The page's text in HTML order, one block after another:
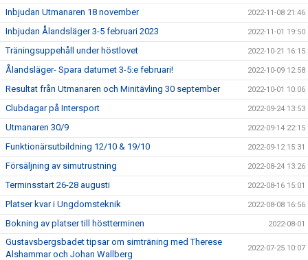
Inbjudan Utmanaren 18 november 2022-11-08 21:46
Inbjudan Ålandsläger 3-5 februari 2023 2022-11-01 19:50
Träningsuppehåll under höstlovet 2022-10-21 16:15
Ålandsläger- Spara datumet 3-5:e februari! 2022-10-09 12:58
Resultat från Utmanaren och Minitävling 30 september 2022-10-01 10:06
Clubdagar på Intersport 2022-09-24 13:53
Utmanaren 30/9 2022-09-14 22:15
Funktionärsutbildning 12/10 & 19/10 2022-09-12 15:31
Försäljning av simutrustning 2022-08-24 13:26
Terminsstart 26-28 augusti 2022-08-16 15:01
Platser kvar i Ungdomsteknik 2022-08-08 16:56
Bokning av platser till höstterminen 2022-08-01
Gustavsbergsbadet tipsar om simträning med Therese
Alshammar och Johan Wallberg
2022-07-25 10:07